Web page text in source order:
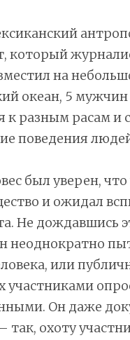
который
на
океан, 5
к разным расам и
поведения
был уверен,
и ожидал
Не дождавшись
неоднократно
или
участниками
Он даже
так, охоту